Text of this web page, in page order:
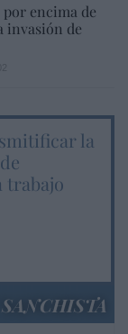
por encima de
invasión de
la
trabajo